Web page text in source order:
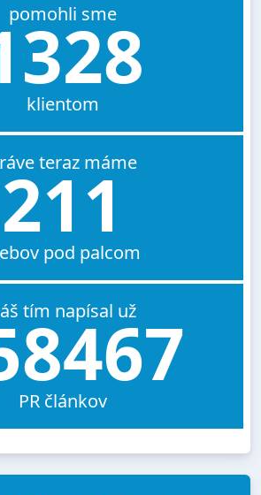
pomohli sme
klientom
teraz máme
211
pod palcom
tím napísal už
PR článkov